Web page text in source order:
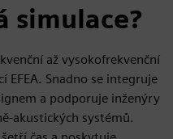
simulace?
až vysokofrekvenční
Snadno se integruje
a podporuje inženýry
akustických systémů.